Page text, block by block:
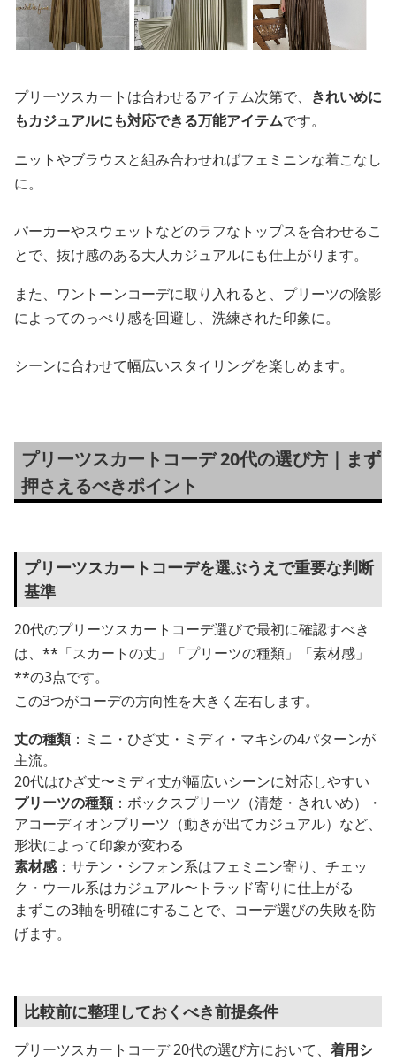
プリーツスカートは合わせるアイテム次第で、 きれいめに
もカジュアルにも対応できる万能アイテムです。
ニットやブラウスと組み合わせればフェミニンな着こなし
に。
パーカーやスウェットなどのラフなトップスを合わせるこ
とで、抜け感のある大人カジュアルにも仕上がります。
また、ワントーンコーデに取り入れると、プリーツの陰影
によってのっぺり感を回避し、洗練された印象に。
シーンに合わせて幅広いスタイリングを楽しめます。
プリーツスカートコーデ 20代の選び方｜まず
押さえるべきポイント
プリーツスカートコーデを選ぶうえで重要な判断
基準
20代のプリーツスカートコーデ選びで最初に確認すべき
は、**「スカートの丈」「プリーツの種類」「素材感」
**の3点です。
この3つがコーデの方向性を大きく左右します。
丈の種類：ミニ・ひざ丈・ミディ・マキシの4パターンが
主流。
20代はひざ丈〜ミディ丈が幅広いシーンに対応しやすい
プリーツの種類：ボックスプリーツ（清楚・きれいめ）・
アコーディオンプリーツ（動きが出てカジュアル）など、
形状によって印象が変わる
素材感：サテン・シフォン系はフェミニン寄り、チェッ
ク・ウール系はカジュアル〜トラッド寄りに仕上がる
まずこの3軸を明確にすることで、コーデ選びの失敗を防
げます。
比較前に整理しておくべき前提条件
プリーツスカートコーデ 20代の選び方において、 着用シ